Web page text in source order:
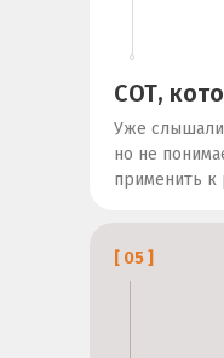
[ 05 ]
Уже
но не
применить к
СОТ,